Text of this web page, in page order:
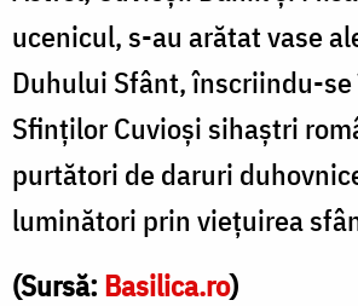
ucenicul, s-au arătat vase
Duhului Sfânt, înscriindu-
Sfinţilor Cuvioşi sihaştri
purtători de daruri
luminători prin vieţuirea
(Sursă: Basilica.ro)